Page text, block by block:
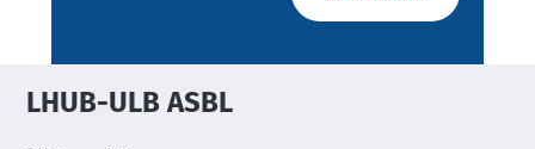
LHUB-ULB ASBL